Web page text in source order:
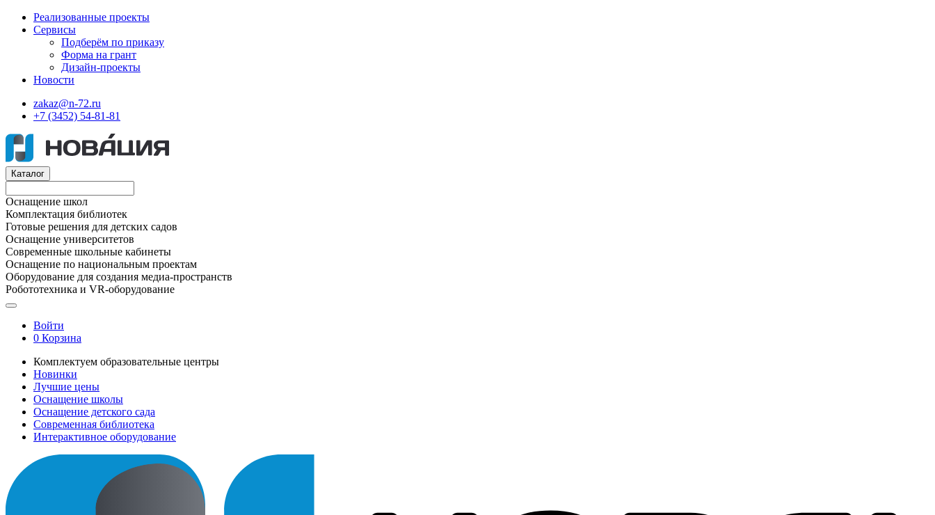
Реализованные проекты
Сервисы
Подберём по приказу
Форма на грант
Дизайн-проекты
Новости
zakaz@n-72.ru
+7 (3452) 54-81-81
Каталог
Оснащение школ
Комплектация библиотек
Готовые решения для детских садов
Оснащение университетов
Современные школьные кабинеты
Оснащение по национальным проектам
Оборудование для создания медиа-пространств
Робототехника и VR-оборудование
Войти
0 Корзина
Комплектуем образовательные центры
Новинки
Лучшие цены
Оснащение школы
Оснащение детского сада
Современная библиотека
Интерактивное оборудование